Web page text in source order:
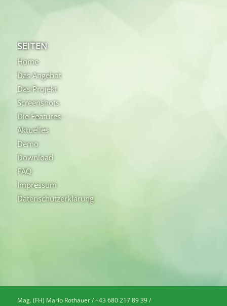
SEITEN
Home
Das Angebot
Das Projekt
Screenshots
Die Features
Aktuelles
Demo
Download
FAQ
Impressum
Datenschutzerklärung
Mag. (FH) Mario Rothauer / +43 680 217 89 39 /